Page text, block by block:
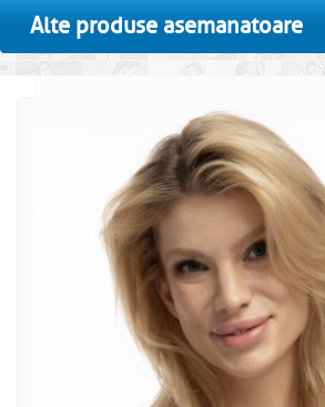
Alte produse asemanatoare